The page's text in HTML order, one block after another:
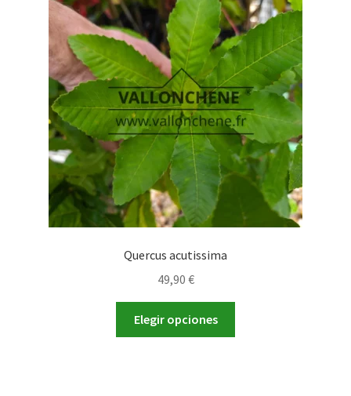
opciones
se
pueden
elegir
en
la
página
de
producto
Quercus acutissima
49,90 €
Elegir opciones